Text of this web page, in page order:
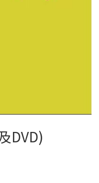
DVD)